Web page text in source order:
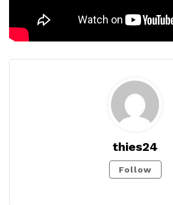
thies24
Follow